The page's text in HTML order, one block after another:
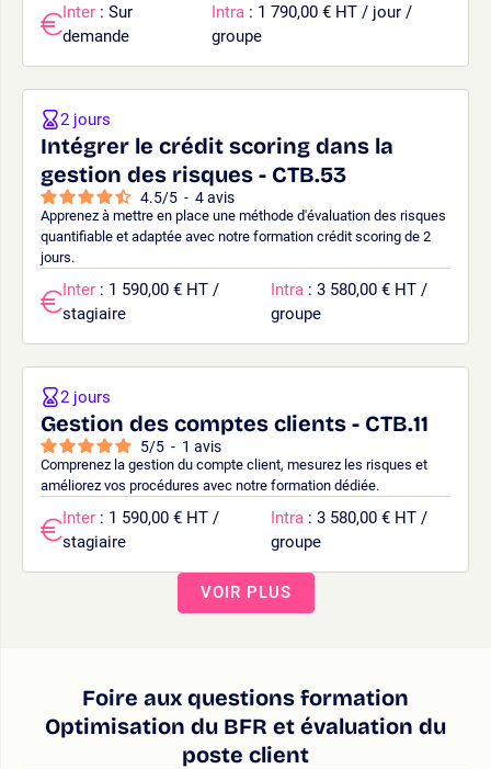
Inter : Sur
demande
Intra : 1 790,00 € HT / jour /
groupe
Intégrer le crédit scoring dans la
gestion des risques - CTB.53
4.5/5 - 4avis
Apprenez à mettre en place une méthode d'évaluation des risques
quantifiable et adaptée avec notre formation crédit scoring de 2
jours.
2 jours
Inter : 1 590,00 € HT /
stagiaire
Intra : 3 580,00 € HT /
groupe
Gestion des comptes clients - CTB.11
5/5 - 1 avis
Comprenez la gestion du compte client, mesurez les risques et
améliorez vos procédures avec notre formation dédiée.
2 jours
Inter : 1 590,00 € HT /
stagiaire
Intra : 3 580,00 € HT /
groupe
VOIR PLUS
Foire aux questions formation
Optimisation du BFR et évaluation du
poste client